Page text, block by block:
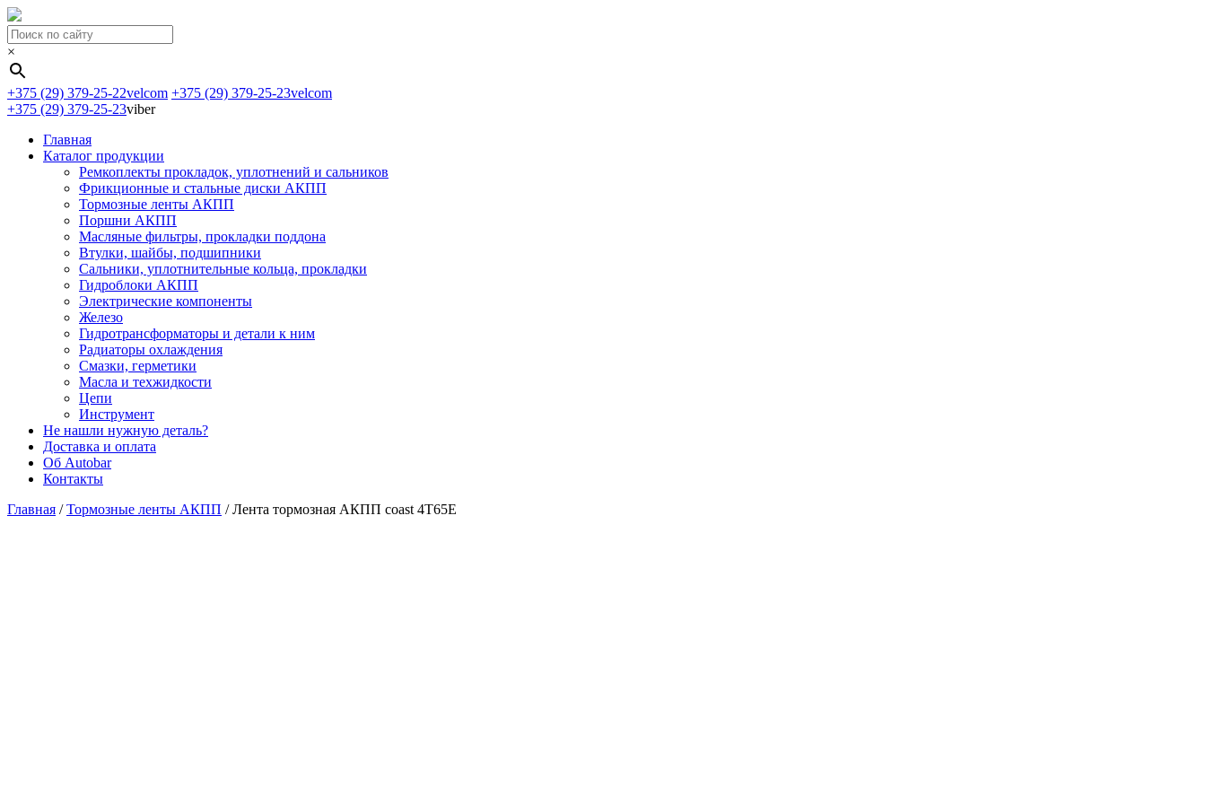
×
+375 (29) 379-25-22velcom +375 (29) 379-25-23velcom
+375 (29) 379-25-23viber
Главная
Каталог продукции
Ремкоплекты прокладок, уплотнений и сальников
Фрикционные и стальные диски АКПП
Тормозные ленты АКПП
Поршни АКПП
Масляные фильтры, прокладки поддона
Втулки, шайбы, подшипники
Сальники, уплотнительные кольца, прокладки
Гидроблоки АКПП
Электрические компоненты
Железо
Гидротрансформаторы и детали к ним
Радиаторы охлаждения
Смазки, герметики
Масла и техжидкости
Цепи
Инструмент
Не нашли нужную деталь?
Доставка и оплата
Об Autobar
Контакты
Главная /Тормозные ленты АКПП /Лента тормозная АКПП coast 4T65E